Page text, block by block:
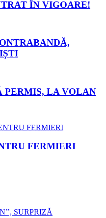
ÎN VIGOARE!
PERMIS, LA VOLAN
FERMIERI